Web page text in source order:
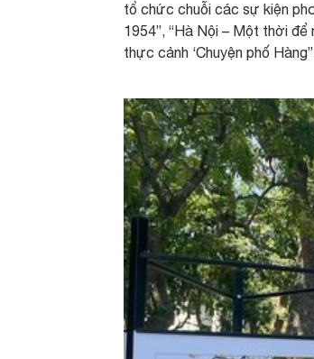
tổ chức chuỗi các sự kiện
1954”, “Hà Nội – Một thời
thực cảnh ‘Chuyện phố